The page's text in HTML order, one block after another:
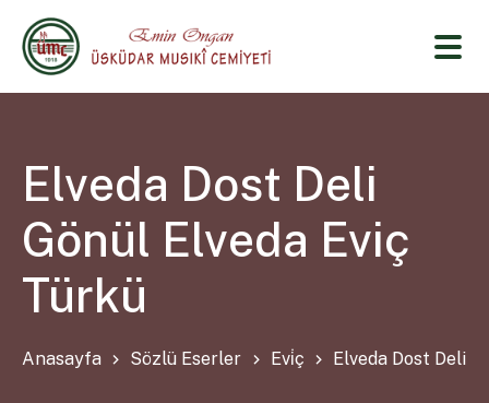
Elveda Dost Deli
Gönül Elveda Eviç
Türkü
Anasayfa Sözlü Eserler Evi̇ç Elveda Dost Deli